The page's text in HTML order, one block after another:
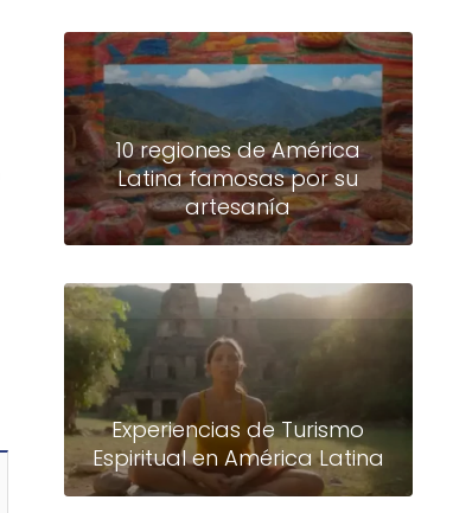
10 regiones de América
Latina famosas por su
artesanía
Experiencias de Turismo
Espiritual en América Latina